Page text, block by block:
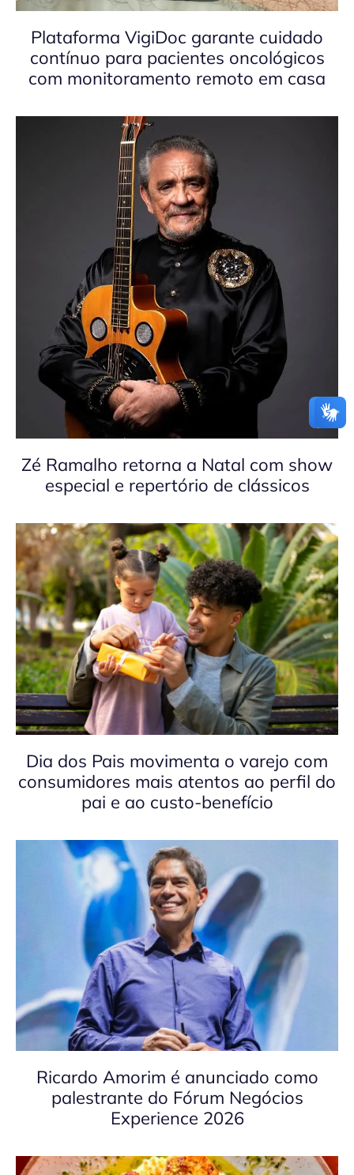
Plataforma VigiDoc garante cuidado
contínuo para pacientes oncológicos
com monitoramento remoto em casa
Zé Ramalho retorna a Natal com show
especial e repertório de clássicos
Dia dos Pais movimenta o varejo com
consumidores mais atentos ao perfil do
pai e ao custo-benefício
Ricardo Amorim é anunciado como
palestrante do Fórum Negócios
Experience 2026